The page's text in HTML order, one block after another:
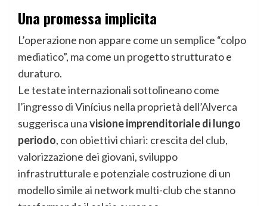
Una promessa implicita
L’operazione non appare come un semplice “colpo
mediatico”, ma come un progetto strutturato e
duraturo.
Le testate internazionali sottolineano come
l’ingresso di Vinícius nella proprietà dell’Alverca
suggerisca unavisione imprenditoriale di lungo
periodo, con obiettivi chiari: crescita del club,
valorizzazione dei giovani, sviluppo
infrastrutturale e potenziale costruzione di un
modello simile ai network multi-club che stanno